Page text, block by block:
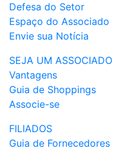
Defesa do Setor
Espaço do Associado
Envie sua Notícia
SEJA UM ASSOCIADO
Vantagens
Guia de Shoppings
Associe-se
FILIADOS
Guia de Fornecedores